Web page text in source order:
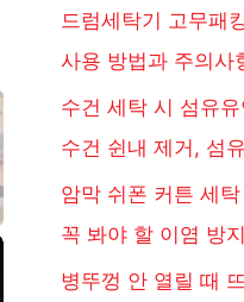
드럼세탁기 고무패
사용 방법과 주의사
수건 세탁 시 섬유
수건 쉰내 제거, 섬
암막 쉬폰 커튼 세
꼭 봐야 할 이염 방
병뚜껑 안 열릴 때